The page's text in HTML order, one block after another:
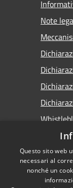
Note
Questo sito web
necessari al
nonché un